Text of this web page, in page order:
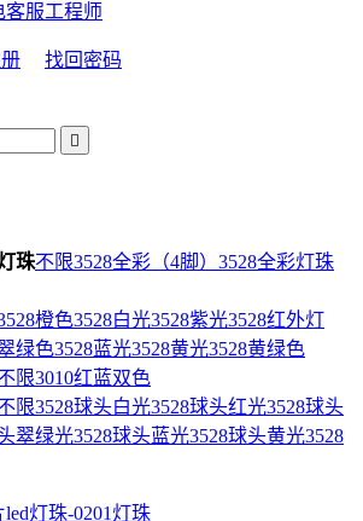
客服工程师
找回密码

珠不限3528全彩（4脚） 3528全彩灯珠
橙色3528白光3528紫光3528红外灯
绿色3528蓝光3528黄光3528黄绿色
限3010红蓝双色
限3528球头白光3528球头红光3528球头
翠绿光3528球头蓝光3528球头黄光3528